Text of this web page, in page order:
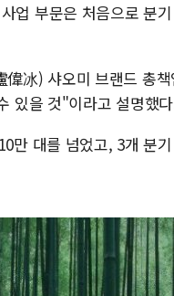
업 부문은 처음으로 분
冰) 샤오미 브랜드 총
있을 것"이라고 설명했
만 대를 넘었고, 3개 분